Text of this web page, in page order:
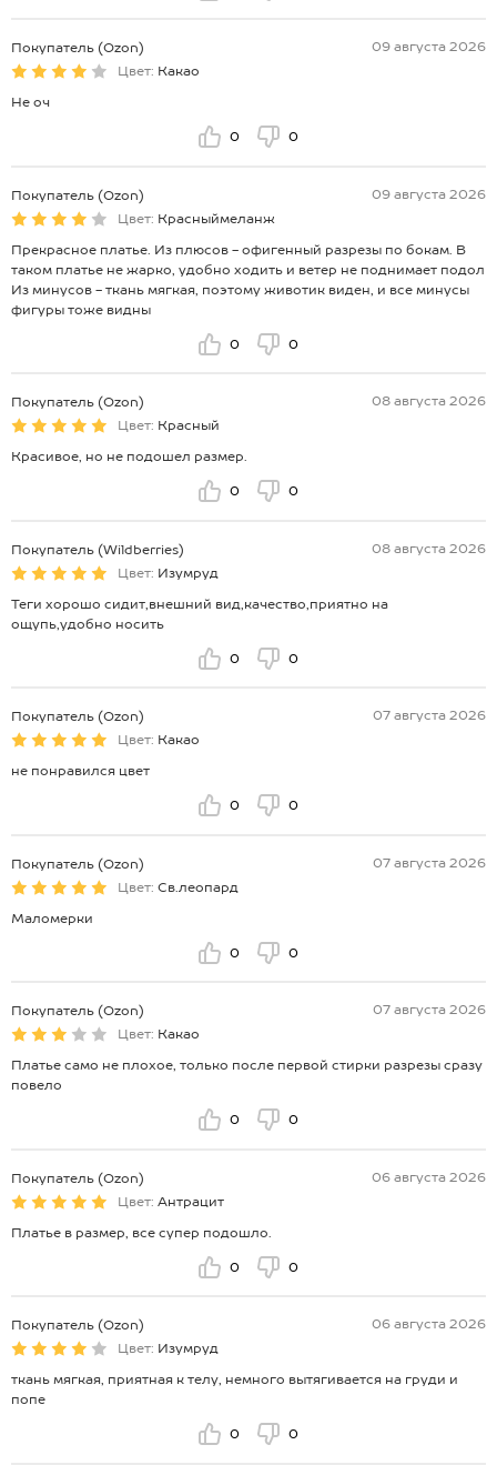
Покупатель (Ozon)
09 августа 2026
Цвет: Какао
Не оч
0 0
Покупатель (Ozon)
09 августа 2026
Цвет: Красныймеланж
Прекрасное платье. Из плюсов - офигенный разрезы по бокам. В
таком платье не жарко, удобно ходить и ветер не поднимает подол
Из минусов - ткань мягкая, поэтому животик виден, и все минусы
фигуры тоже видны
0 0
Покупатель (Ozon)
08 августа 2026
Цвет: Красный
Красивое, но не подошел размер.
0 0
Покупатель (Wildberries)
08 августа 2026
Цвет: Изумруд
Теги хорошо сидит,внешний вид,качество,приятно на
ощупь,удобно носить
0 0
Покупатель (Ozon)
07 августа 2026
Цвет: Какао
не понравился цвет
0 0
Покупатель (Ozon)
07 августа 2026
Цвет: Св.леопард
Маломерки
0 0
Покупатель (Ozon)
07 августа 2026
Цвет: Какао
Платье само не плохое, только после первой стирки разрезы сразу
повело
0 0
Покупатель (Ozon)
06 августа 2026
Цвет: Антрацит
Платье в размер, все супер подошло.
0 0
Покупатель (Ozon)
06 августа 2026
Цвет: Изумруд
ткань мягкая, приятная к телу, немного вытягивается на груди и
попе
0 0